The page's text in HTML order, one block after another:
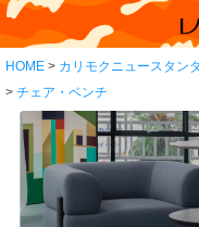
HOME
カリモクニュースタン
チェア・ベンチ